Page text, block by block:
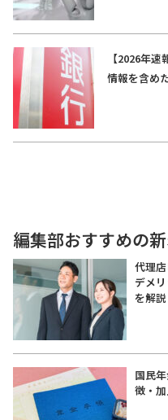
【2026年
情報を含め
編集部おすすめの
代理
デメ
を解説
国民
徴・